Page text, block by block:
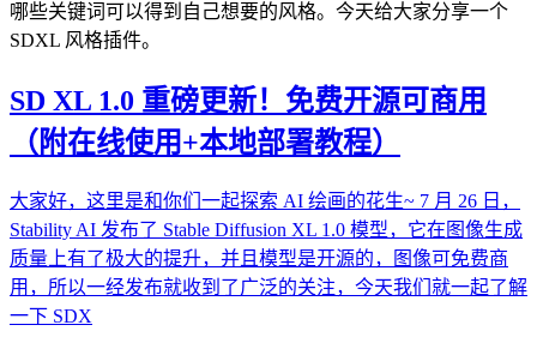
哪些关键词可以得到自己想要的风格。今天给大家分享一个
SDXL 风格插件。
SD XL 1.0 重磅更新！免费开源可商用
（附在线使用+本地部署教程）
大家好，这里是和你们一起探索 AI 绘画的花生~ 7 月 26 日，
Stability AI 发布了 Stable Diffusion XL 1.0 模型，它在图像生成
质量上有了极大的提升，并且模型是开源的，图像可免费商
用，所以一经发布就收到了广泛的关注，今天我们就一起了解
一下 SDX